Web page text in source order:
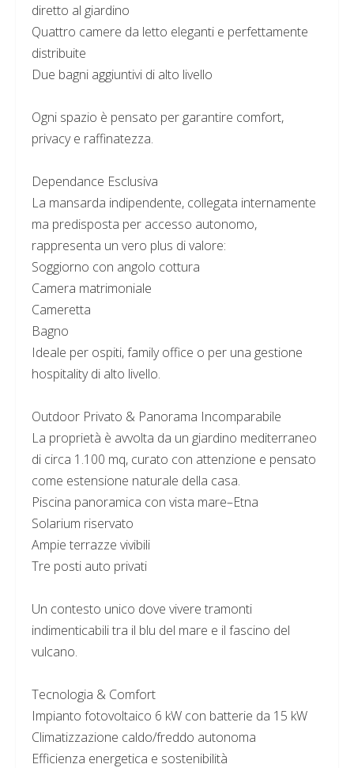
diretto al giardino
Quattro camere da letto eleganti e perfettamente
distribuite
Due bagni aggiuntivi di alto livello
Ogni spazio è pensato per garantire comfort,
privacy e raffinatezza.
Dependance Esclusiva
La mansarda indipendente, collegata internamente
ma predisposta per accesso autonomo,
rappresenta un vero plus di valore:
Soggiorno con angolo cottura
Camera matrimoniale
Cameretta
Bagno
Ideale per ospiti, family office o per una gestione
hospitality di alto livello.
Outdoor Privato & Panorama Incomparabile
La proprietà è avvolta da un giardino mediterraneo
di circa 1.100 mq, curato con attenzione e pensato
come estensione naturale della casa.
Piscina panoramica con vista mare–Etna
Solarium riservato
Ampie terrazze vivibili
Tre posti auto privati
Un contesto unico dove vivere tramonti
indimenticabili tra il blu del mare e il fascino del
vulcano.
Tecnologia & Comfort
Impianto fotovoltaico 6 kW con batterie da 15 kW
Climatizzazione caldo/freddo autonoma
Efficienza energetica e sostenibilità